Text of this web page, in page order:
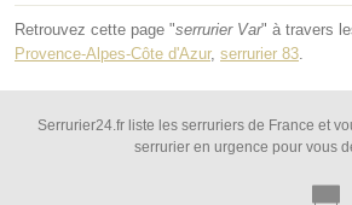
Retrouvez cette page "serrurier Var" à travers
Provence-Alpes-Côte d'Azur, serrurier 83
Serrurier24.fr liste les serruriers de France et
serrurier en urgence pour vous